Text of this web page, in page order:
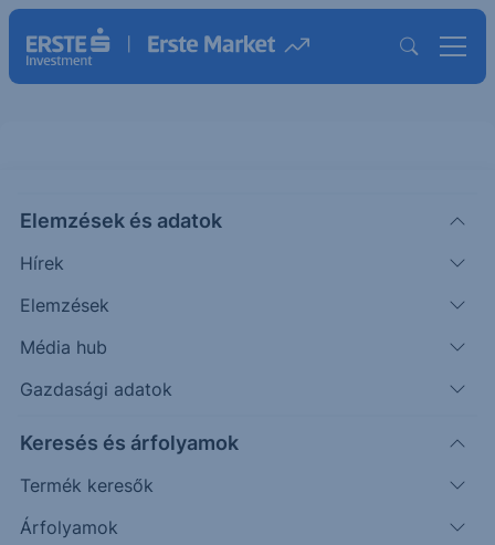
Elemzések és adatok
Hírek
Elemzések
Média hub
Gazdasági adatok
Keresés és árfolyamok
Termék keresők
Árfolyamok
RUBI(USA)
Rubico Ord Shs
2.250
Időpont: 26.08.07. 22:01
Előző záró:
2.250
Árfolyamértesítő rögzítése
További információk kérése